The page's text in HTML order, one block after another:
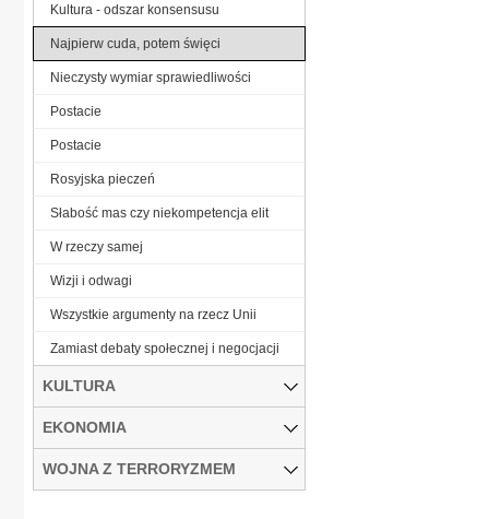
Kultura - odszar konsensusu
Najpierw cuda, potem święci
Nieczysty wymiar sprawiedliwości
Postacie
Postacie
Rosyjska pieczeń
Słabość mas czy niekompetencja elit
W rzeczy samej
Wizji i odwagi
Wszystkie argumenty na rzecz Unii
Zamiast debaty społecznej i negocjacji
KULTURA
EKONOMIA
WOJNA Z TERRORYZMEM